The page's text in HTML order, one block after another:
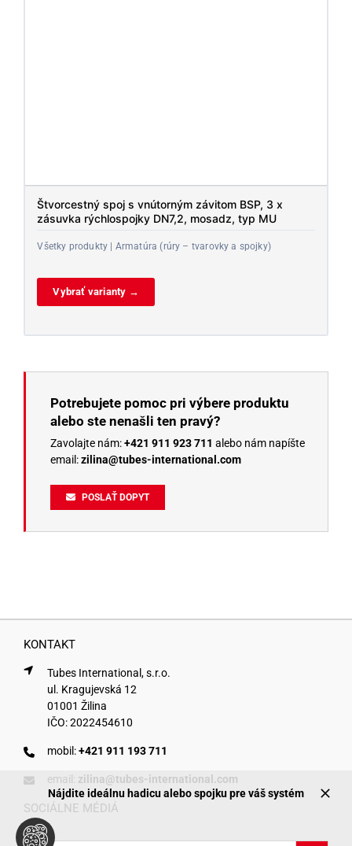
Štvorcestný spoj s vnútorným závitom BSP, 3 x
zásuvka rýchlospojky DN7,2, mosadz, typ MU
Všetky produkty | Armatúra (rúry – tvarovky a spojky)
Vybrať varianty →
Potrebujete pomoc pri výbere produktu
alebo ste nenašli ten pravý?
Zavolajte nám:+421 911 923 711 alebo nám napíšte
email:zilina@tubes-international.com
POSLAŤ DOPYT
KONTAKT
Tubes International, s.r.o.
ul. Kragujevská 12
01001 Žilina
IČO: 2022454610
mobil:+421 911 193 711
email: zilina@tubes-international.com
SOCIÁLNE MÉDIÁ
Nájdite ideálnu hadicu alebo spojku pre váš systém